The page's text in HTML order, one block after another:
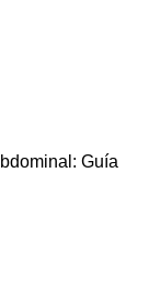
Guía